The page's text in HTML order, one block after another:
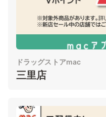
ドラッグストアmac
三里店